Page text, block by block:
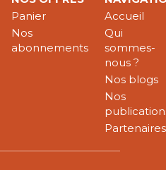
Panier
Nos
abonnements
Accueil
Qui
sommes-
nous ?
Nos blogs
Nos
Partenaires